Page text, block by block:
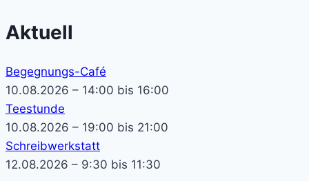
Aktuell
Begegnungs-Café
10.08.2026 – 14:00 bis 16:00
Teestunde
10.08.2026 – 19:00 bis 21:00
Schreibwerkstatt
12.08.2026 – 9:30 bis 11:30